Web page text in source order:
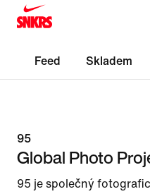
Feed Skladem
95
Global Photo
95 je společný